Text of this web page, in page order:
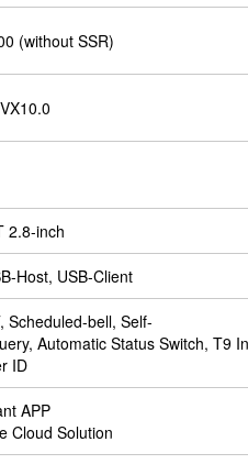
(without SSR)
2.8-inch
Host, USB-Client
Scheduled-bell, Self-
Automatic Status Switch, T9
ID
APP
Cloud Solution